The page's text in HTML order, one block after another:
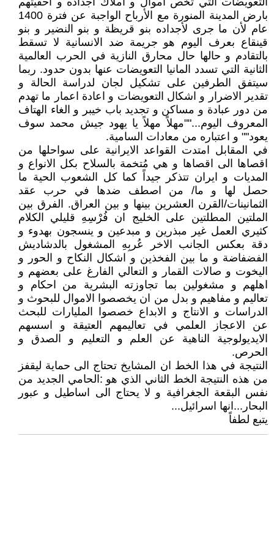
بارض المدينة المنورة مع الأرباح الواجبة عن فترة 1400
عام لأن ما جرى لأجداده بنو قريظة و بنو النضير و بنو
قينقاع بعرف اليوم هو جريمة ضد الانسانية لا تسقط
بالتقادم و حالها حال محارق النازية في الحرب العالمية
الثانية التي تسدد المانيا التعويضات عنها بدون حدود. ربما
سيتفق الطرفين على تشكيل لجان لدراسة الحالة و
تقدير الاضرار و اشكال التعويضات و اعادة اعمار ما تهدم
من دور عبادة و مساكن و تجديد باب خيبر و الغاء الهتاف
المعروف اليوم...""مهلاً مهلاً يا يهود جيش محمد سوف
يعود"" و اعتباره من معادات السامية.
في المقابل امتدت القواعد الايرانية على سواحلها من
اقصاها الى اقصاها و هي مُتخمة بالسلاح بكل الانواع و
المديات و ايران تتذكر جيداً كما كل الشعوب الحية ما
حصل لها و ما/ من اصطف ضدها في حرب عقد
الثمانينات/القرن العشرين بينها و بين العراق. الفرق بين
الملتين المطلتين على الخليج ان فُرْسِهِ قليلي الكلام
كثيري العمل غير مبذرين و مبدعين و ينسجون بهدوء و
دقة بعكس الجانب الاخر عُربِهِ المشغول بالدشاديش
الفضفاضة و ما بين الفخذين و اشكال النكاح و الحور و
اليخوت و صالات القمار و التعالي الفارغ على بعضهم و
اهلهم و مشغولين بما تجاوزته البشرية من احكام و
تعاليم و مفاهيم و بدل من ان يخصصوا الاموال للبحوث و
الدراسات و الانتاج و الابداع خصصوا المليارات للبحث
عن الاعجاز العلمي في تعاليمهم العتيقة و اسسهم
الايديولوجية الناهية عن العلم و التعليم و الصدق و
الحرص.
النتيجة في هذا الخط ان المشايخ تحتاج الى حماية ليقفز
من هذه النتيجة الخط الثاني الذي هو :الحامي الجديد من
نفس البقعة الجغرافية و لا يحتاج الى اساطيل و عبور
البحار...انها اسرائيل...
يتبع لطفاً